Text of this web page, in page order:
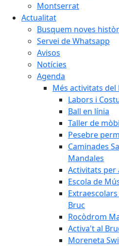
Montserrat
Actualitat
Busquem noves
Servei de Whatsapp
Avisos
Notícies
Agenda
Més activitats del
Labors i
Ball en línia
Taller de
Pesebre
Caminades
Mandales
Activitats per
Escola de
Extraescolars
Bruc
Rocòdrom
Activa't al
Moreneta